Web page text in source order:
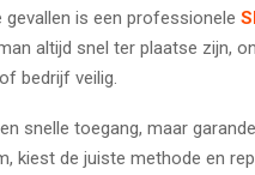
is een professionele
altijd snel ter plaatse zijn,
bedrijf veilig.
snelle toegang, maar
kiest de juiste methode en